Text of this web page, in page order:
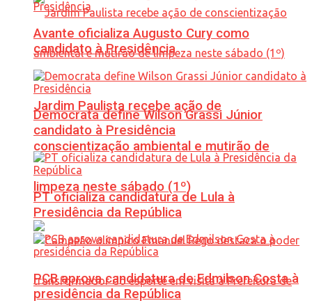
Jardim Paulista recebe ação de
conscientização ambiental e mutirão de
limpeza neste sábado (1º)
Avante oficializa Augusto Cury como
candidato à Presidência
Democrata define Wilson Grassi Júnior
candidato à Presidência
PT oficializa candidatura de Lula à
Presidência da República
PCB aprova candidatura de Edmilson Costa à
presidência da República